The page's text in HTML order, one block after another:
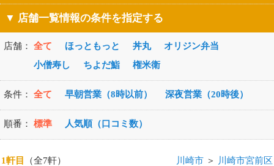
▼ 店舗一覧情報の条件を指定する
店舗： 全て ほっともっと 丼丸
オリジン弁当
小僧寿し
ちよだ鮨 権米衛
条件： 全て 早朝営業（8時以前） 深夜営業（20時後）
順番： 標準 人気順（口コミ数）
1軒目 （全7軒） 川崎市 ＞ 川崎市宮前区